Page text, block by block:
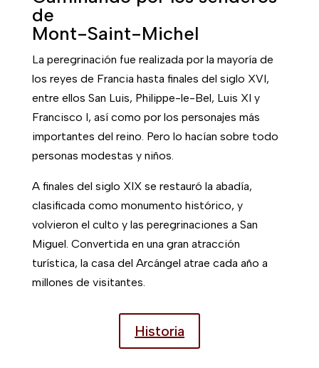
Sus testimonios
Nos interesan sus testimonios y queremos
compartir con usted sus reacciones y
comentarios. Para prestarles toda nuestra
atención, haga clic en testimonios.
Testimonios